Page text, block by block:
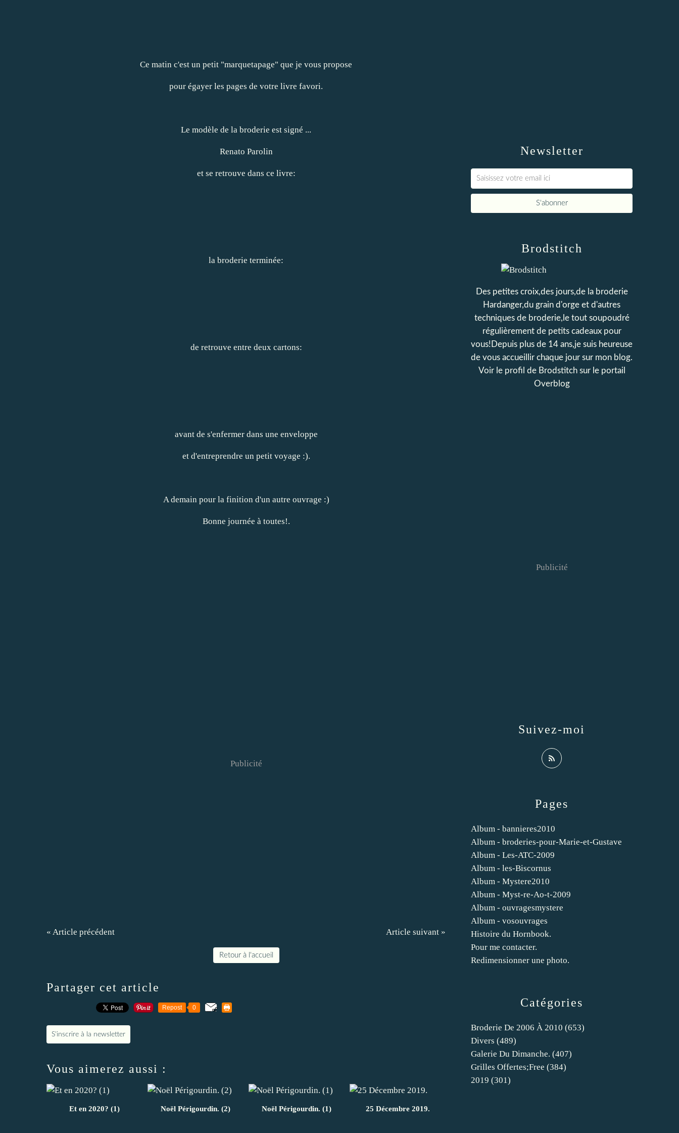
Ce matin c'est un petit "marquetapage" que je vous propose
pour égayer les pages de votre livre favori.
Le modèle de la broderie est signé ...
Renato Parolin
et se retrouve dans ce livre:
la broderie terminée:
de retrouve entre deux cartons:
avant de s'enfermer dans une enveloppe
et d'entreprendre un petit voyage :).
A demain pour la finition d'un autre ouvrage :)
Bonne journée à toutes!.
Publicité
« Article précédent Article suivant »
Retour à l'accueil
Partager cet article
Repost 0
S'inscrire à la newsletter
Vous aimerez aussi :
Et en 2020? (1) Noël Périgourdin. (2) Noël Périgourdin. (1) 25 Décembre 2019.
Newsletter
Catégories
Broderie De 2006 À 2010 (653)
Divers (489)
Galerie Du Dimanche. (407)
Grilles Offertes;free (384)
2019 (301)
Pages
Album - bannieres2010
Album - broderies-pour-Marie-et-Gustave
Album - Les-ATC-2009
Album - les-Biscornus
Album - Mystere2010
Album - Myst-re-Ao-t-2009
Album - ouvragesmystere
Album - vosouvrages
Histoire du Hornbook.
Pour me contacter.
Redimensionner une photo.
Brodstitch
Des petites croix,des jours,de la broderie
Hardanger,du grain d'orge et d'autres
techniques de broderie,le tout soupoudré
régulièrement de petits cadeaux pour
vous!Depuis plus de 14 ans,je suis heureuse
de vous accueillir chaque jour sur mon blog.
Voir le profil de Brodstitchsur le portail
Overblog
Suivez-moi
Publicité